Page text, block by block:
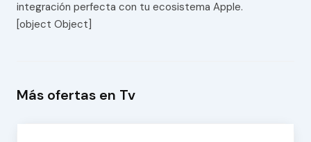
integración perfecta con tu ecosistema Apple.
[object Object]
Más ofertas en Tv